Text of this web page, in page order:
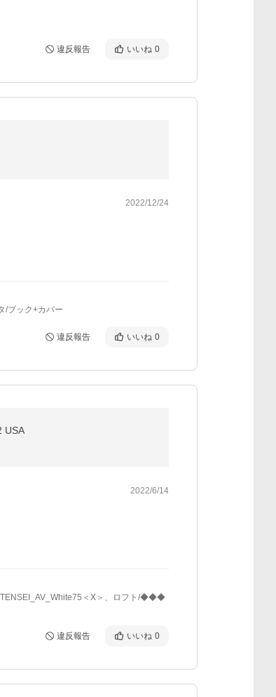
違反報告 いいね 0
2022/12/24
ック+カバー
違反報告 いいね 0
USA
2022/6/14
TENSEI_AV_White75＜X＞、ロフト/◆◆◆
違反報告 いいね 0